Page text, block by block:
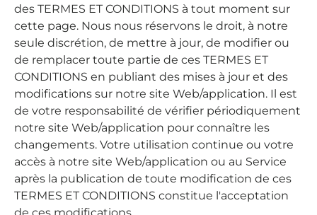
des TERMES ET CONDITIONS à tout moment sur
cette page. Nous nous réservons le droit, à notre
seule discrétion, de mettre à jour, de modifier ou
de remplacer toute partie de ces TERMES ET
CONDITIONS en publiant des mises à jour et des
modifications sur notre site Web/application. Il est
de votre responsabilité de vérifier périodiquement
notre site Web/application pour connaître les
changements. Votre utilisation continue ou votre
accès à notre site Web/application ou au Service
après la publication de toute modification de ces
TERMES ET CONDITIONS constitue l'acceptation